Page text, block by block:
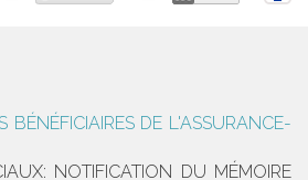
BÉNÉFICIAIRES DE L'ASSURANCE-
NOTIFICATION DU MÉMOIRE